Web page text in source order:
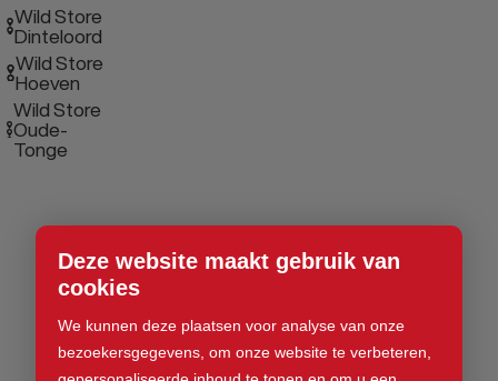
Deze website maakt gebruik van
cookies
We kunnen deze plaatsen voor analyse van onze
bezoekersgegevens, om onze website te verbeteren,
Wild Store
Dinteloord
Wild Store
Hoeven
Wild Store
Oude-
Tonge